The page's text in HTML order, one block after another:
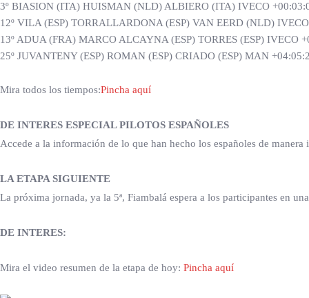
3º BIASION (ITA) HUISMAN (NLD) ALBIERO (ITA) IVECO
12º VILA (ESP) TORRALLARDONA (ESP) VAN EERD (NLD)
13º ADUA (FRA) MARCO ALCAYNA (ESP) TORRES (ESP) IVECO
25º JUVANTENY (ESP) ROMAN (ESP) CRIADO (ESP) MAN
Mira todos los tiempos:Pincha aquí
DE INTERES ESPECIAL PILOTOS ESPAÑOLES
Accede a la información de lo que han hecho los españoles de
LA ETAPA SIGUIENTE
La próxima jornada, ya la 5ª, Fiambalá espera a los participantes en
DE INTERES:
Mira el video resumen de la etapa de hoy: Pincha aquí